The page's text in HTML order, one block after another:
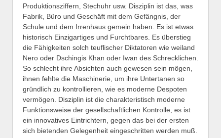
Produktionsziffern, Stechuhr usw. Disziplin ist das, was
Fabrik, Büro und Geschäft mit dem Gefängnis, der
Schule und dem Irrenhaus gemein haben. Es ist etwas
historisch Einzigartiges und Furchtbares. Es überstieg
die Fähigkeiten solch teuflischer Diktatoren wie weiland
Nero oder Dschingis Khan oder Iwan des Schrecklichen.
So schlecht ihre Absichten auch gewesen sein mögen,
ihnen fehlte die Maschinerie, um ihre Untertanen so
gründlich zu kontrollieren, wie es moderne Despoten
vermögen. Disziplin ist die charakteristisch moderne
Funktionsweise der gesellschaftlichen Kontrolle, es ist
ein innovatives Eintrichtern, gegen das bei der ersten
sich bietenden Gelegenheit eingeschritten werden muß.